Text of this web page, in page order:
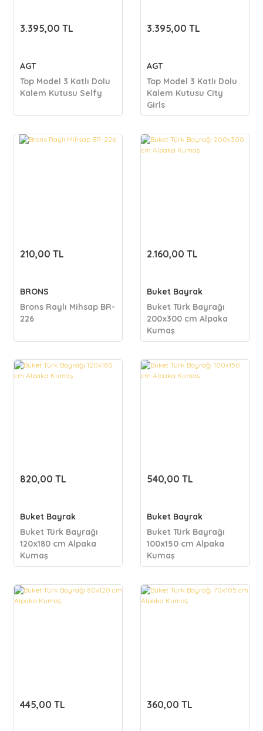
3.395,00 TL
AGT
Top Model 3 Katlı Dolu
Kalem Kutusu Selfy
3.395,00 TL
AGT
Top Model 3 Katlı Dolu
Kalem Kutusu City
Girls
210,00 TL
BRONS
Brons Raylı Mihsap BR-
226
2.160,00 TL
Buket Bayrak
Buket Türk Bayrağı
200x300 cm Alpaka
Kumaş
820,00 TL
Buket Bayrak
Buket Türk Bayrağı
120x180 cm Alpaka
Kumaş
540,00 TL
Buket Bayrak
Buket Türk Bayrağı
100x150 cm Alpaka
Kumaş
445,00 TL 360,00 TL